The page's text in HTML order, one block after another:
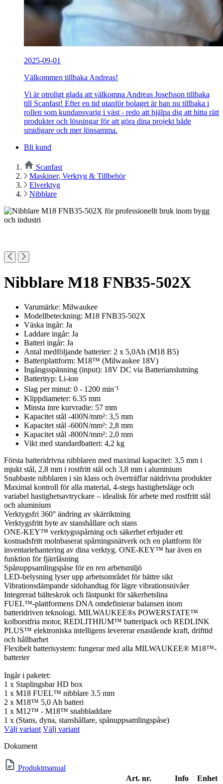
2025-09-01
Välkommen tillbaka Andreas!
Vi är otroligt glada att välkomna Andreas Josefsson tillbaka
till Scanfast! Efter en tid utanför bolaget är han nu tillbaka i
rollen som kundansvarig i väst - redo att hjälpa dig att hitta rätt
produkter och lösningar för att göra dina projekt både
smidigare och mer lönsamma.
Bli kund
Scanfast
Maskiner, Verktyg & Tillbehör
Elverktyg
Nibblare
Nibblare M18 FNB35-502X
Varumärke: Milwaukee
Modellbeteckning: M18 FNB35-502X
Väska ingår: Ja
Laddare ingår: Ja
Batteri ingår: Ja
Antal medföljande batterier: 2 x 5,0Ah (M18 B5)
Batteriplattform: M18™ (Milwaukee 18V)
Ingångsspänning (input): 18V DC via Batterianslutning
Batterityp: Li-ion
Slag per minut: 0 - 1200 min⁻¹
Klippdiameter: 6.35 mm
Minsta inre kurvradie: 57 mm
Kapacitet stål -400N/mm²: 3,5 mm
Kapacitet stål -600N/mm²: 2,8 mm
Kapacitet stål -800N/mm²: 2,0 mm
Vikt med standardbatteri: 4,2 kg
Första batteridrivna nibblaren med maximal kapacitet: 3,5 mm i
mjukt stål, 2,8 mm i rostfritt stål och 3,8 mm i aluminium
Snabbaste nibblaren i sin klass och överträffar nätdrivna produkter
Maximal kontroll för alla material, 4-stegs hastighetsläge och
variabel hastighetsavtryckare – idealisk för arbete med rostfritt stål
och aluminium
Verktygsfri 360° ändring av skärriktning
Verktygsfritt byte av stanshållare och stans
ONE-KEY™ verktygsspårning och säkerhet erbjuder ett
kostnadsfritt molnbaserat spårningsnätverk och en plattform för
inventariehantering av dina verktyg. ONE-KEY™ har även en
funktion för fjärrlåsning
Spånuppsamlingspåse för en ren arbetsmiljö
LED-belysning lyser upp arbetsområdet för bättre sikt
Vibrationsdämpande sidohandtag för lägre vibrationsnivåer
Integrerad bälteskrok och fästpunkt för säkerhetslina
FUEL™-plattformens DNA omdefinierar balansen inom
batteridriven teknologi. MILWAUKEE®s POWERSTATE™
kolborstfria motor, REDLITHIUM™ batteripack och REDLINK
PLUS™ elektroniska intelligens levererar enastående kraft, drifttid
och hållbarhet
Flexibelt batterisystem: fungerar med alla MILWAUKEE® M18™-
batterier
Ingår i paketet:
1 x Staplingsbar HD box
1 x M18 FUEL™ nibblare 3.5 mm
2 x M18™ 5,0 Ah batteri
1 x M12™ - M18™ snabbladdare
1 x (Stans, dyna, stanshållare, spånuppsamlingspåse)
Välj variant Välj variant
Dokument
Produktmanual
Art. nr.
Info Enhet